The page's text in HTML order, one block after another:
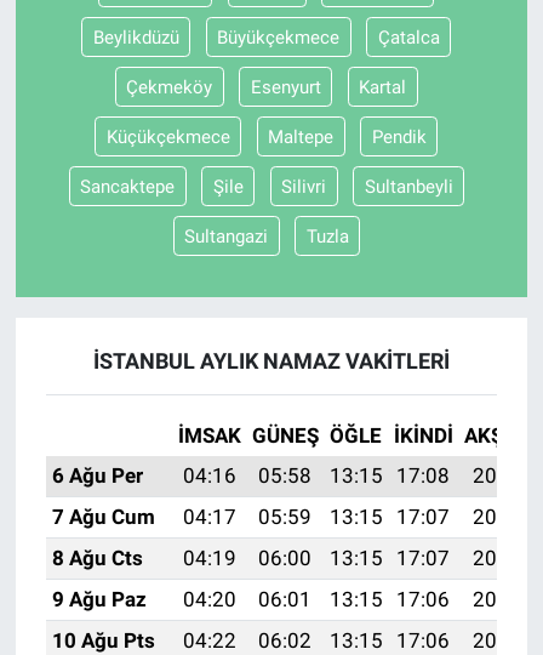
Beylikdüzü Büyükçekmece Çatalca
Çekmeköy Esenyurt Kartal
Küçükçekmece Maltepe Pendik
Sancaktepe Şile Silivri Sultanbeyli
Sultangazi Tuzla
İSTANBUL AYLIK NAMAZ VAKITLERI
İMSAK GÜNEŞ ÖĞLE İKINDI AKŞAM
6 Ağu Per
04:16 05:58 13:15 17:08
20:23
7 Ağu Cum
04:17 05:59 13:15 17:07
20:21
8 Ağu Cts
04:19 06:00 13:15 17:07
20:20
9 Ağu Paz
04:20 06:01 13:15 17:06
20:19
10 Ağu Pts
04:22 06:02 13:15 17:06
20:18
Güvenlik
Bölge